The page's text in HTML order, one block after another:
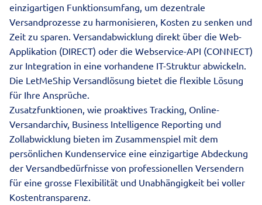
einzigartigen Funktionsumfang, um dezentrale
Versandprozesse zu harmonisieren, Kosten zu senken und
Zeit zu sparen. Versandabwicklung direkt über die Web-
Applikation (DIRECT) oder die Webservice-API (CONNECT)
zur Integration in eine vorhandene IT-Struktur abwickeln.
Die LetMeShip Versandlösung bietet die flexible Lösung
für Ihre Ansprüche.
Zusatzfunktionen, wie proaktives Tracking, Online-
Versandarchiv, Business Intelligence Reporting und
Zollabwicklung bieten im Zusammenspiel mit dem
persönlichen Kundenservice eine einzigartige Abdeckung
der Versandbedürfnisse von professionellen Versendern
für eine grosse Flexibilität und Unabhängigkeit bei voller
Kostentransparenz.